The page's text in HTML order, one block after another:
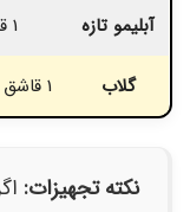
آبلیمو تازه 1 قاشق چای‌خوری
گلاب 1 قاشق غذاخوری (اختیاری)
نکته تجهیزات: